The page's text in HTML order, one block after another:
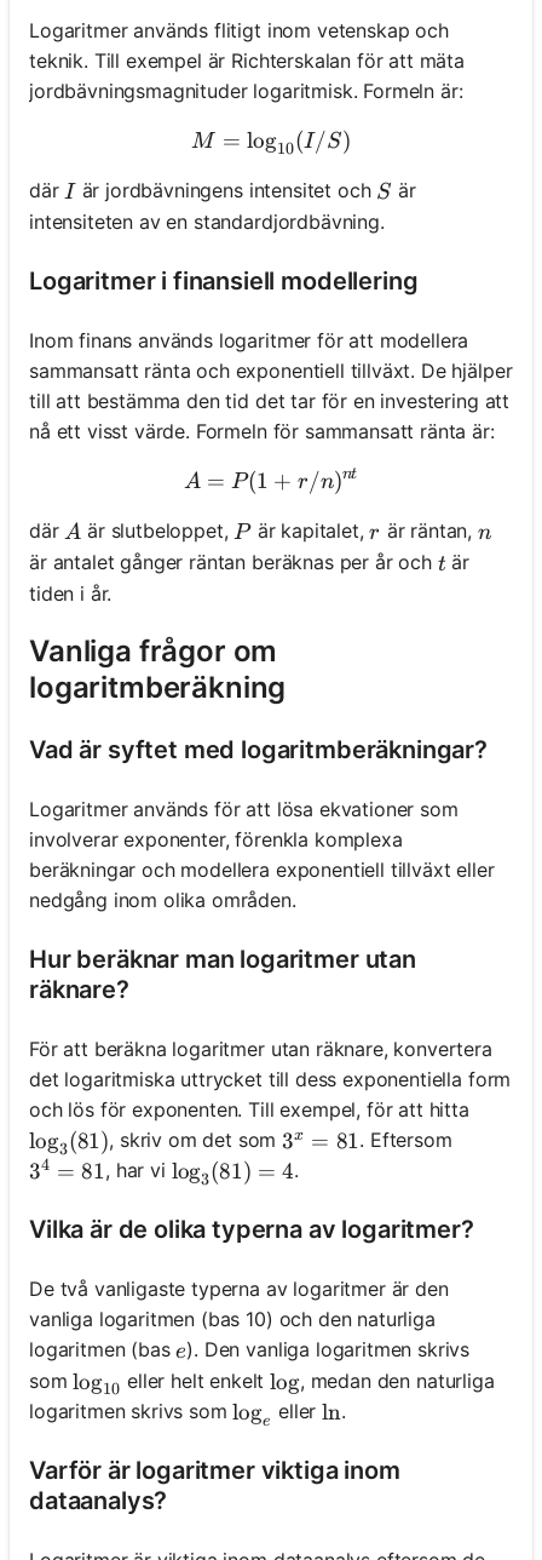
Logaritmer används flitigt inom vetenskap och
teknik. Till exempel är Richterskalan för att mäta
jordbävningsmagnituder logaritmisk. Formeln är:
M = \log_{10}(I/S)
M = log10(I/S)
där I
Iär jordbävningens intensitet och S
S är
intensiteten av en standardjordbävning.
Logaritmer i finansiell modellering
Inom finans används logaritmer för att modellera
sammansatt ränta och exponentiell tillväxt. De hjälper
till att bestämma den tid det tar för en investering att
nå ett visst värde. Formeln för sammansatt ränta är:
A = P(1 + r/n)^{nt}
A = P(1 + r/n)nt
där A
A är slutbeloppet, P
Pär kapitalet,r
r är räntan, n
n
är antalet gånger räntan beräknas per år och t
tär
tiden i år.
Vanliga frågor om
logaritmberäkning
Vad är syftet med logaritmberäkningar?
Logaritmer används för att lösa ekvationer som
involverar exponenter, förenkla komplexa
beräkningar och modellera exponentiell tillväxt eller
nedgång inom olika områden.
Hur beräknar man logaritmer utan
räknare?
För att beräkna logaritmer utan räknare, konvertera
det logaritmiska uttrycket till dess exponentiella form
och lös för exponenten. Till exempel, för att hitta
\log_3(81)
log3(81), skriv om det som3^x = 81
3x = 81. Eftersom
3^4 = 81
34 = 81, har vi \log_3(81) = 4
log3(81) = 4.
Vilka är de olika typerna av logaritmer?
De två vanligaste typerna av logaritmer är den
vanliga logaritmen (bas 10) och den naturliga
logaritmen (base
e). Den vanliga logaritmen skrivs
som\log_{10}
log10 eller helt enkelt\log
log, medan den naturliga
logaritmen skrivs som\log_e
loge eller\ln
ln.
Varför är logaritmer viktiga inom
dataanalys?